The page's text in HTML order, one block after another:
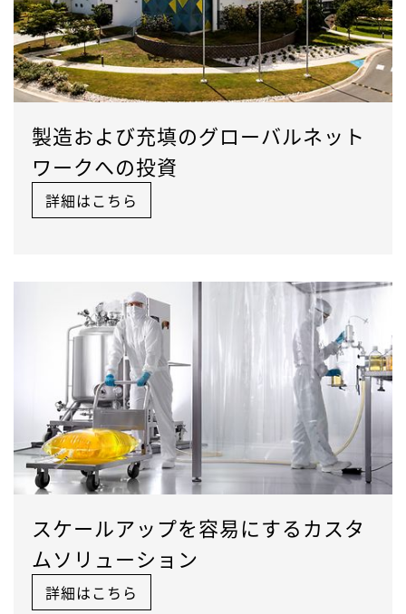
製造および充填のグローバルネット
ワークへの投資
詳細はこちら
スケールアップを容易にするカスタ
ムソリューション
詳細はこちら